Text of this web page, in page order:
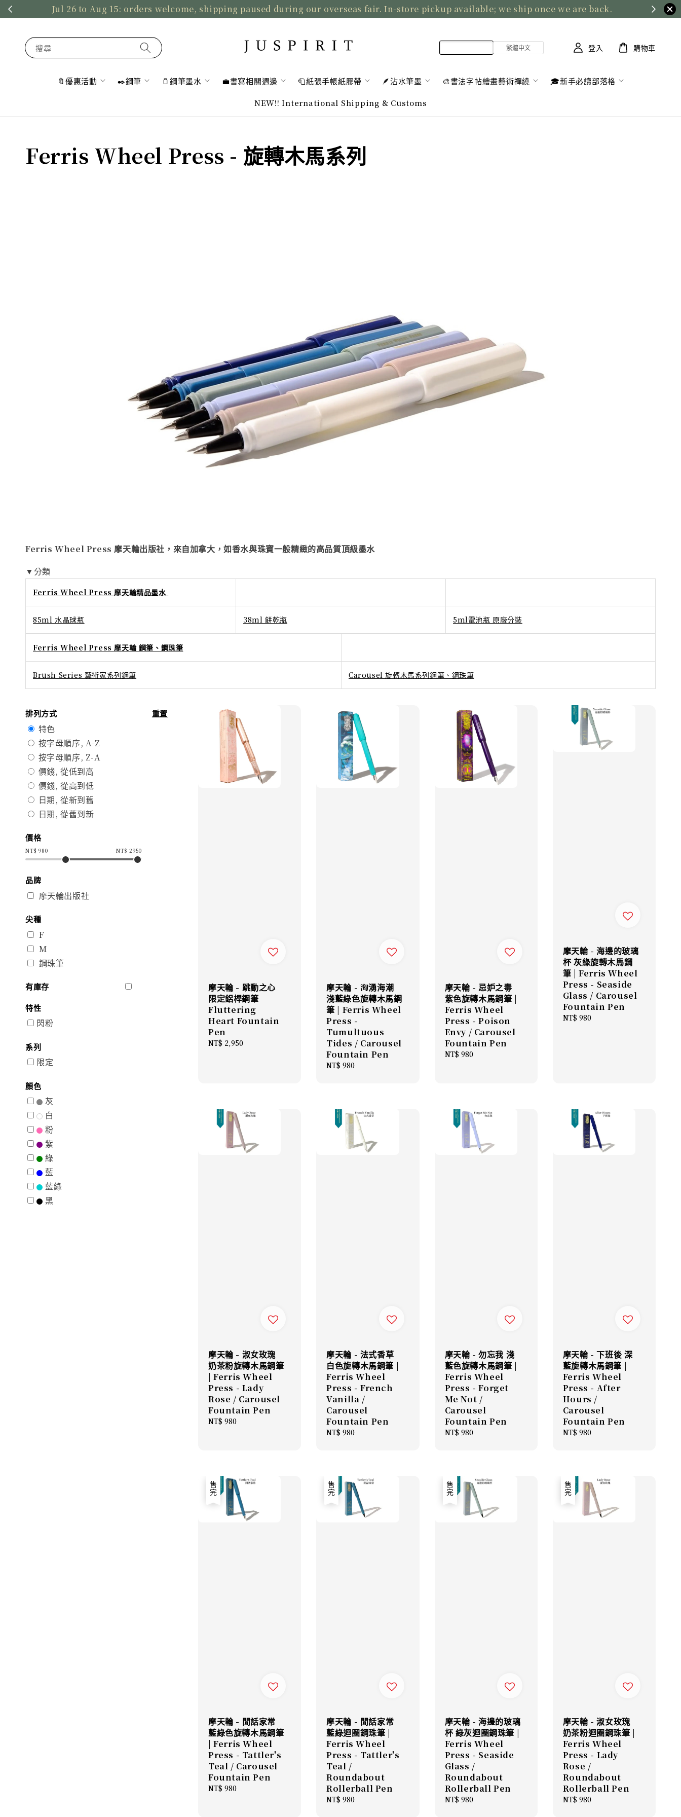
Jul 26 to Aug 15: orders welcome, shipping paused during our overseas fair. In-store pickup available; we ship once we are back.
搜尋
🔖優惠活動 ✒️鋼筆 🫙鋼筆墨水 💼書寫相關週邊 🧻紙張手帳紙膠帶 🪶沾水筆墨 🎨書法字帖繪畫藝術禪繞 🎓新手必讀部落格
NEW!! International Shipping & Customs
登入 購物車
Ferris Wheel Press - 旋轉木馬系列
Ferris Wheel Press摩天輪出版社 ，來自加拿大，如香水與珠寶一般精緻的高品質頂級墨水
Ferris Wheel Press 摩天輪精品墨水
85ml 水晶球瓶 38ml 餅乾瓶 5ml電池瓶 原廠分裝
Ferris Wheel Press 摩天輪 鋼筆、鋼珠筆
Brush Series 藝術家系列鋼筆 Carousel 旋轉木馬系列鋼筆、鋼珠筆
▼分類
排列方式 重置
特色
按字母順序, A-Z
按字母順序, Z-A
價錢, 從低到高
價錢, 從高到低
日期, 從新到舊
日期, 從舊到新
價格
NT$ 980 NT$ 2950
品牌
摩天輪出版社
尖種
F
M
鋼珠筆
有庫存
特性
閃粉
系列
限定
顏色
灰
白
粉
紫
綠
藍
藍綠
黑
摩天輪 - 跳動之心
限定鋁桿鋼筆
Fluttering
Heart Fountain
Pen
Regular
NT$ 2,950
摩天輪 - 洶湧海潮
淺藍綠色旋轉木馬鋼
筆 | Ferris Wheel
Press -
Tumultuous
Tides / Carousel
Fountain Pen
Regular
NT$ 980
摩天輪 - 忌妒之毒
紫色旋轉木馬鋼筆 |
Ferris Wheel
Press - Poison
Envy / Carousel
Fountain Pen
Regular
NT$ 980
摩天輪 - 海邊的玻璃
杯 灰綠旋轉木馬鋼
筆 | Ferris Wheel
Press - Seaside
Glass / Carousel
Fountain Pen
Regular
NT$ 980
摩天輪 - 淑女玫瑰
奶茶粉旋轉木馬鋼筆
| Ferris Wheel
Press - Lady
Rose / Carousel
Fountain Pen
Regular
NT$ 980
摩天輪 - 法式香草
白色旋轉木馬鋼筆 |
Ferris Wheel
Press - French
Vanilla /
Carousel
Fountain Pen
Regular
NT$ 980
摩天輪 - 勿忘我 淺
藍色旋轉木馬鋼筆 |
Ferris Wheel
Press - Forget
Me Not /
Carousel
Fountain Pen
Regular
NT$ 980
摩天輪 - 下班後 深
藍旋轉木馬鋼筆 |
Ferris Wheel
Press - After
Hours /
Carousel
Fountain Pen
Regular
NT$ 980
售完
摩天輪 - 閒話家常
藍綠色旋轉木馬鋼筆
| Ferris Wheel
Press - Tattler's
Teal / Carousel
Fountain Pen
Regular
NT$ 980
售完
摩天輪 - 閒話家常
藍綠迴圈鋼珠筆 |
Ferris Wheel
Press - Tattler's
Teal /
Roundabout
Rollerball Pen
Regular
NT$ 980
售完
摩天輪 - 海邊的玻璃
杯 綠灰迴圈鋼珠筆 |
Ferris Wheel
Press - Seaside
Glass /
Roundabout
Rollerball Pen
Regular
NT$ 980
售完
摩天輪 - 淑女玫瑰
奶茶粉迴圈鋼珠筆 |
Ferris Wheel
Press - Lady
Rose /
Roundabout
Rollerball Pen
Regular
NT$ 980